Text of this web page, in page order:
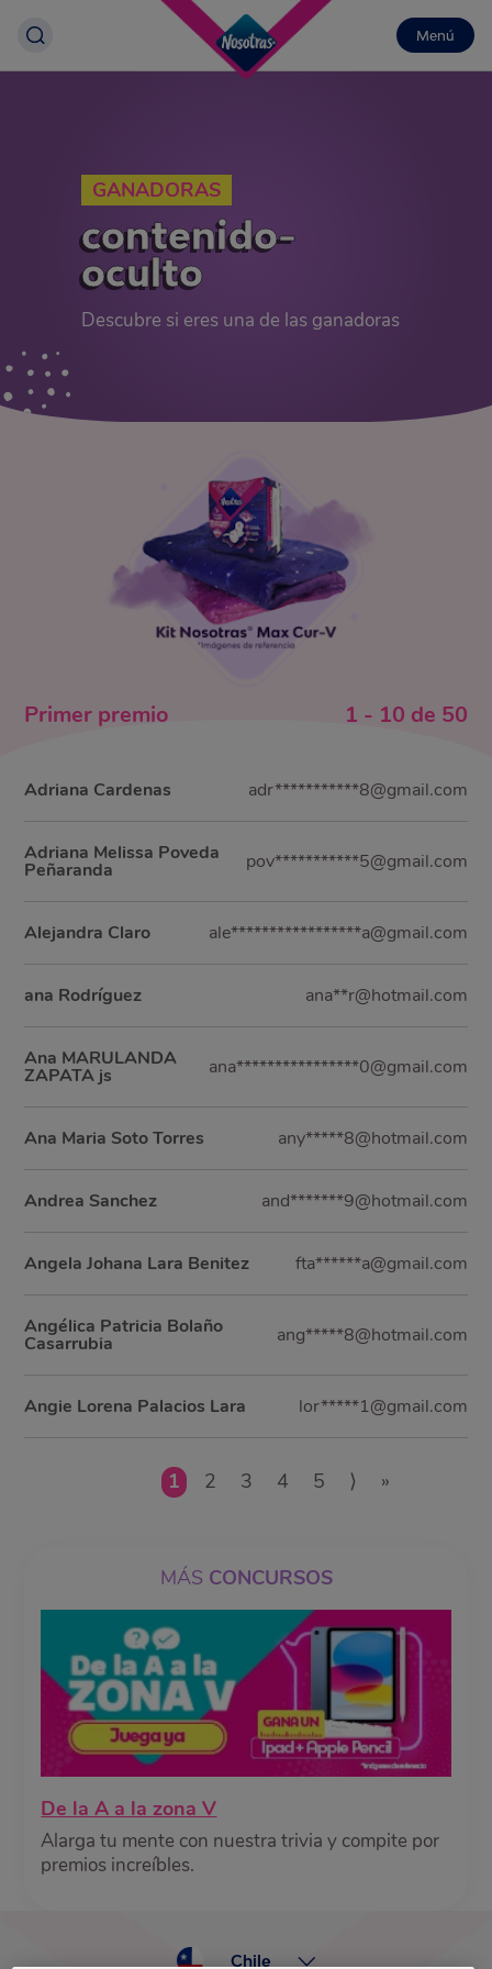
Menú
GANADORAS
contenido-
oculto
Descubre si eres una de las ganadoras
MÁS CONCURSOS
De la A a la zona V
Alarga tu mente con nuestra trivia y compite por
premios increíbles.
Primer premio 1 - 10 de 50
Adriana Cardenas adr***********8@gmail.com
Adriana Melissa Poveda
Peñaranda pov***********5@gmail.com
Alejandra Claro ale*****************a@gmail.com
ana Rodríguez ana**r@hotmail.com
Ana MARULANDA
ZAPATA js ana****************0@gmail.com
Ana Maria Soto Torres any*****8@hotmail.com
Andrea Sanchez and*******9@hotmail.com
Angela Johana Lara Benitez fta******a@gmail.com
Angélica Patricia Bolaño
Casarrubia ang*****8@hotmail.com
Angie Lorena Palacios Lara lor*****1@gmail.com
1 2 3 4 5 ⟩ »
Chile